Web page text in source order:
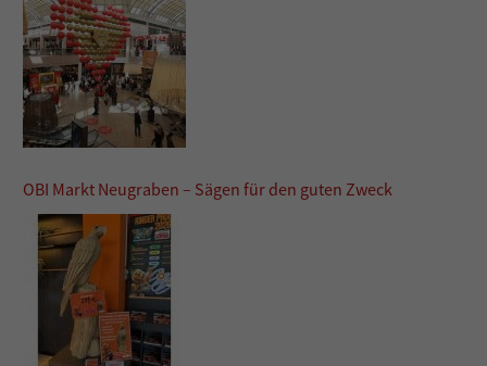
OBI Markt Neugraben – Sägen für den guten Zweck